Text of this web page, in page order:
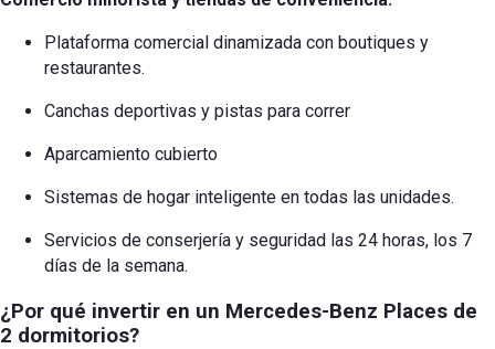
Plataforma comercial dinamizada con boutiques y
restaurantes.
Canchas deportivas y pistas para correr
Aparcamiento cubierto
Sistemas de hogar inteligente en todas las unidades.
Servicios de conserjería y seguridad las 24 horas, los 7
días de la semana.
¿Por qué invertir en un Mercedes-Benz Places de
2 dormitorios?